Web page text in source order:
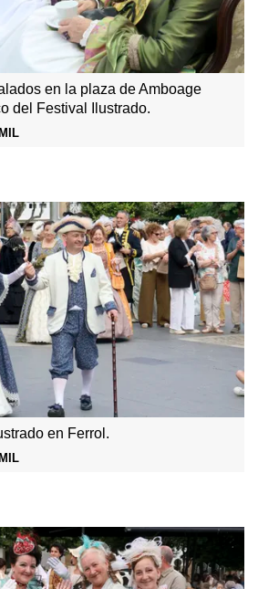
en la plaza de Amboage
del Festival Ilustrado.
en Ferrol.